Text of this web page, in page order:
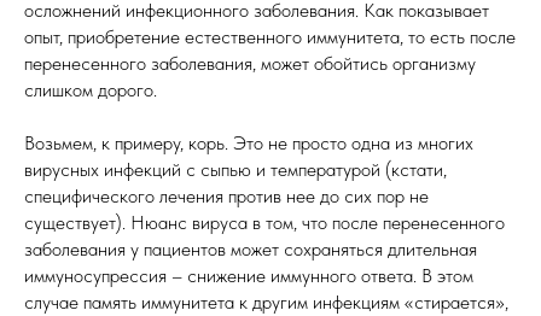
осложнений инфекционного заболевания. Как показывает
опыт, приобретение естественного иммунитета, то есть после
перенесенного заболевания, может обойтись организму
слишком дорого.
Возьмем, к примеру, корь. Это не просто одна из многих
вирусных инфекций с сыпью и температурой (кстати,
специфического лечения против нее до сих пор не
существует). Нюанс вируса в том, что после перенесенного
заболевания у пациентов может сохраняться длительная
иммуносупрессия – снижение иммунного ответа. В этом
случае память иммунитета к другим инфекциям «стирается»,